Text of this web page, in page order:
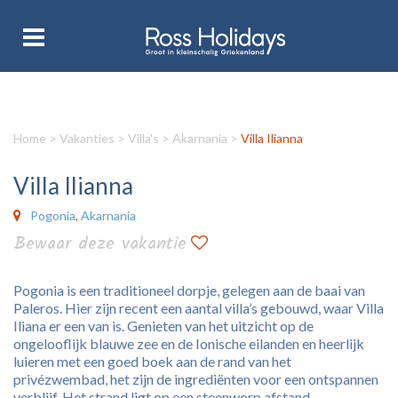
Home > Vakanties > Villa's > Akarnania > Villa Ilianna
Villa Ilianna
Pogonia, Akarnania
Bewaar deze vakantie
Pogonia is een traditioneel dorpje, gelegen aan de baai van
Paleros. Hier zijn recent een aantal villa’s gebouwd, waar Villa
Iliana er een van is. Genieten van het uitzicht op de
ongelooflijk blauwe zee en de Ionische eilanden en heerlijk
luieren met een goed boek aan de rand van het
privézwembad, het zijn de ingrediënten voor een ontspannen